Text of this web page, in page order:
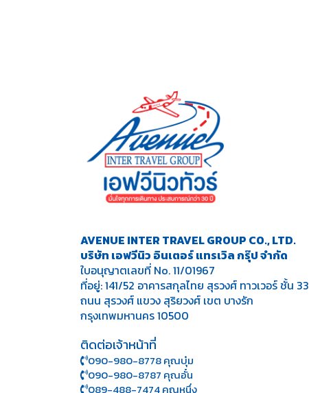
AVENUE INTER TRAVEL GROUP CO., LTD.
บริษัท เอฟวีนิว อินเตอร์ แทรเวิล กรุ๊ป จำกัด
ใบอนุญาตเลขที่ No. 11/01967
ที่อยู่: 141/52 อาคารสกุลไทย สุรวงศ์ ทาวเวอร์ ชั้น 33
ถนน สุรวงศ์ แขวง สุริยวงศ์ เขต บางรัก
กรุงเทพมหานคร 10500
ติดต่อเจ้าหน้าที่
090-980-8778 คุณบุ๋ม
090-980-8787 คุณอั๋น
089-488-7474 คุณหนึ่ง